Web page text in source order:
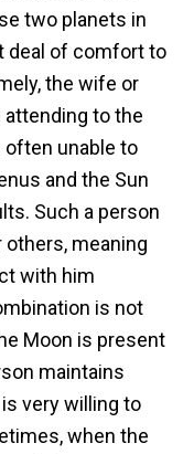
two planets in
deal of comfort to
the wife or
to the
unable to
and the Sun
Such a person
meaning
with him
is not
Moon is present
maintains
very willing to
when the